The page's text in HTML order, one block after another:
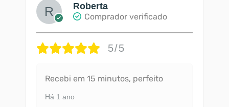
Roberta
Comprador verificado
5/5
Recebi em 15 minutos, perfeito
Há 1 ano